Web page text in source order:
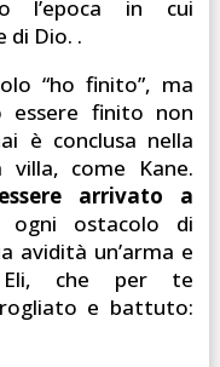
l’epoca in cui
di Dio. .
“ho finito”, ma
essere finito non
è conclusa nella
villa, come Kane.
arrivato a
ogni ostacolo di
un’arma e
che per te
e battuto: